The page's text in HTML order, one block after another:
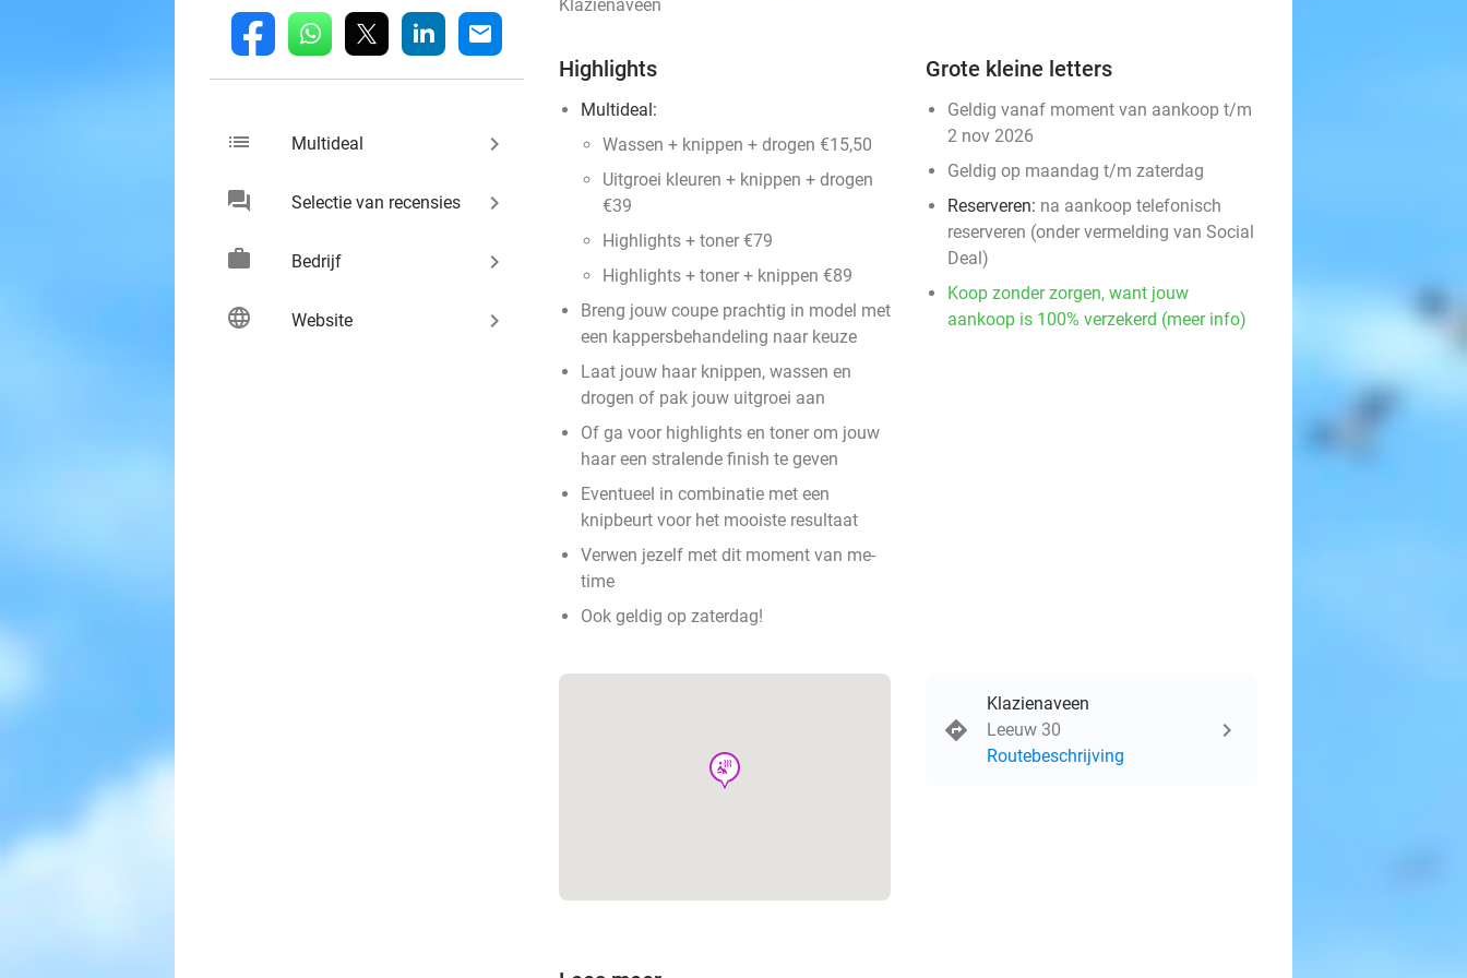
fb whatsapp linkedin mail
list Multideal keyboard_arrow_right
chat Selectie van recensies keyboard_arrow_right
work Bedrijf keyboard_arrow_right
language Website keyboard_arrow_right
Klazienaveen
Highlights
Multideal:
Wassen + knippen + drogen €15,50
Uitgroei kleuren + knippen + drogen
€39
Highlights + toner €79
Highlights + toner + knippen €89
Breng jouw coupe prachtig in model met
een kappersbehandeling naar keuze
Laat jouw haar knippen, wassen en
drogen of pak jouw uitgroei aan
Of ga voor highlights en toner om jouw
haar een stralende finish te geven
Eventueel in combinatie met een
knipbeurt voor het mooiste resultaat
Verwen jezelf met dit moment van me-
time
Ook geldig op zaterdag!
Grote kleine letters
Geldig vanaf moment van aankoop t/m
2 nov 2026
Geldig op maandag t/m zaterdag
Reserveren: na aankoop telefonisch
reserveren (onder vermelding van Social
Deal)
Koop zonder zorgen, want jouw
aankoop is 100% verzekerd (meer info)
wellness
Klazienaveen
Leeuw 30
Routebeschrijving